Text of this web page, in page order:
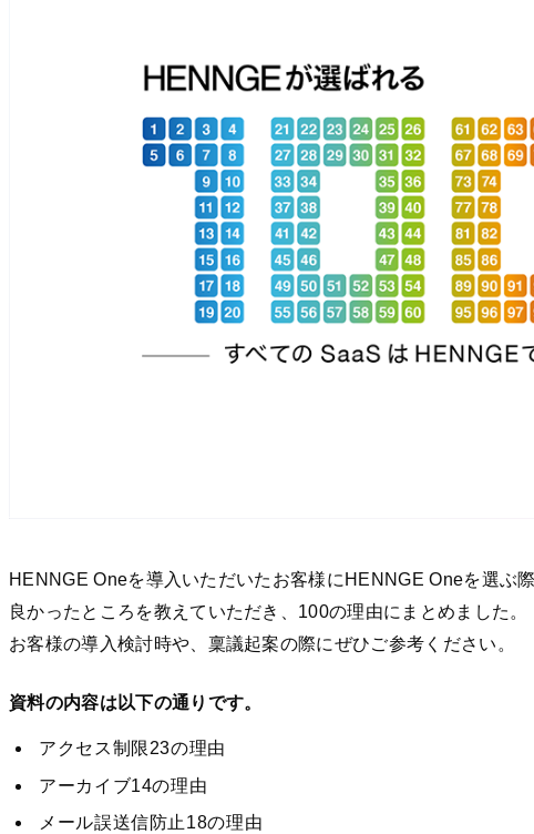
HENNGE Oneを導入いただいたお客様にHENNGE Oneを選ぶ
良かったところを教えていただき、100の理由にまとめました。
お客様の導入検討時や、稟議起案の際にぜひご参考ください。
資料の内容は以下の通りです。
アクセス制限23の理由
アーカイブ14の理由
メール誤送信防止18の理由